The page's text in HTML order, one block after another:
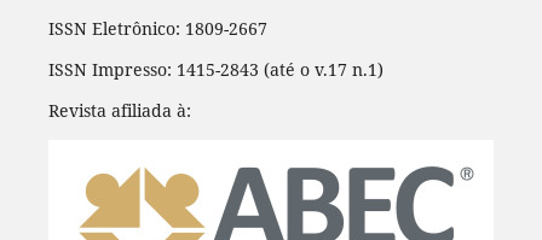
ISSN Eletrônico: 1809-2667
ISSN Impresso: 1415-2843 (até o v.17 n.1)
Revista afiliada à: